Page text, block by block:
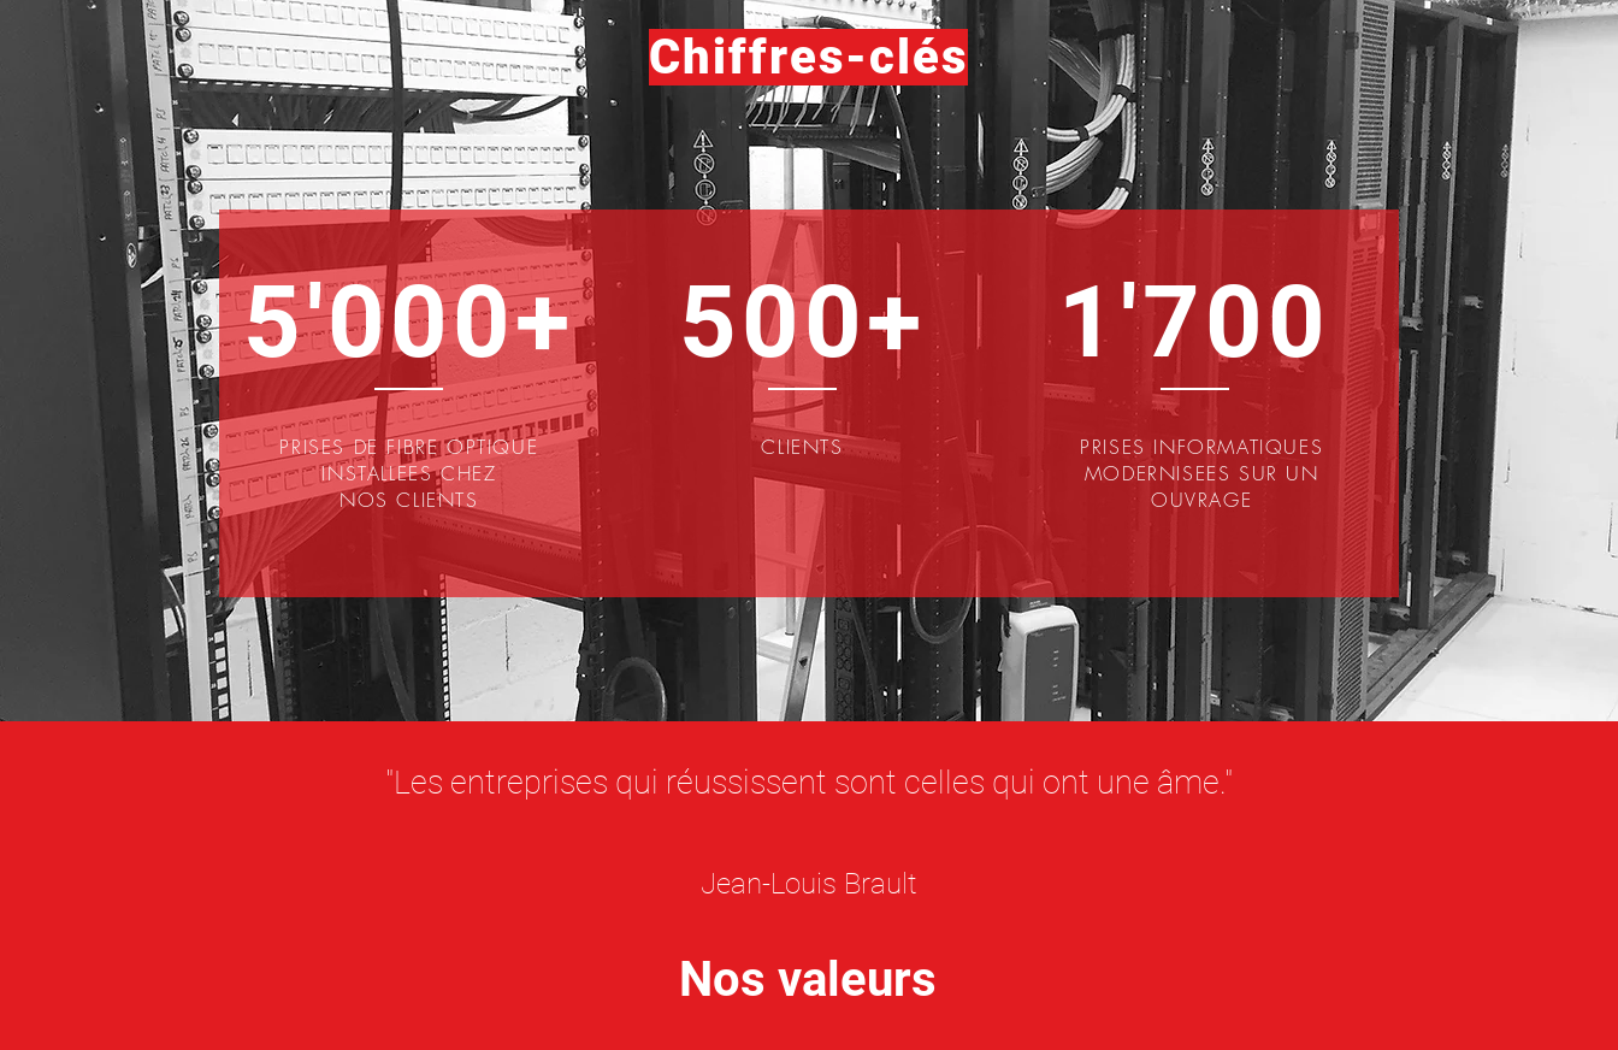
Chiffres-clés
5'000+
PRISES DE FIBRE OPTIQUE
INSTALLEES CHEZ
NOS CLIENTS
500+
CLIENTS
1'700
PRISES INFORMATIQUES
MODERNISEES SUR UN
OUVRAGE
"Les entreprises qui réussissent sont celles qui ont une âme."
Jean-Louis Brault
Nos valeurs